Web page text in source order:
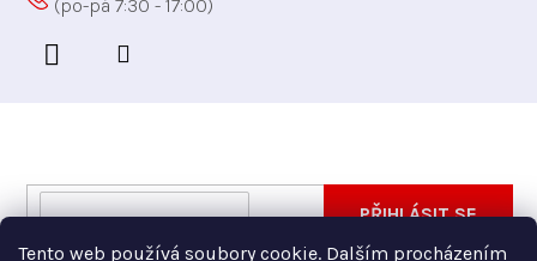
Tento web používá soubory cookie. Dalším procházením
Vložte svůj e-mail a my vám budeme zasílat informace
E-
PŘIHLÁSIT SE